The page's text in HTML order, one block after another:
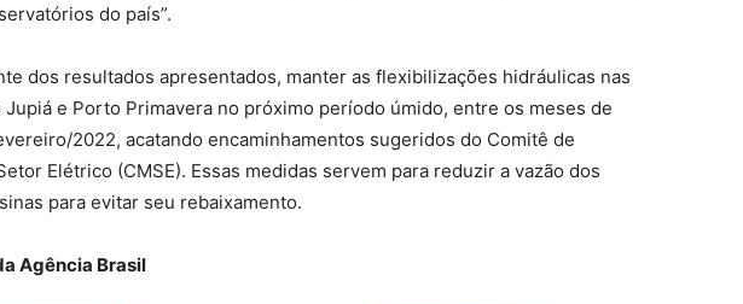
do país”.
dos resultados apresentados, manter as flexibilizações hidráulicas nas
e Porto Primavera no próximo período úmido, entre os meses de
2022, acatando encaminhamentos sugeridos do Comitê de
Elétrico (CMSE). Essas medidas servem para reduzir a vazão dos
para evitar seu rebaixamento.
Agência Brasil